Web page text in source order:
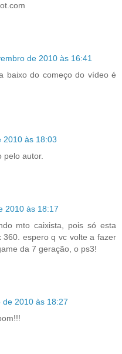
de 2010 às 16:41
baixo do começo do vídeo é
2010 às 18:03
pelo autor.
2010 às 18:17
mto caixista, pois só esta
espero q vc volte a fazer
da 7 geração, o ps3!
2010 às 18:27